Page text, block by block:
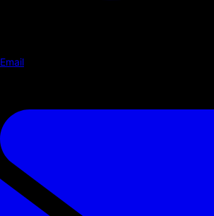
Email